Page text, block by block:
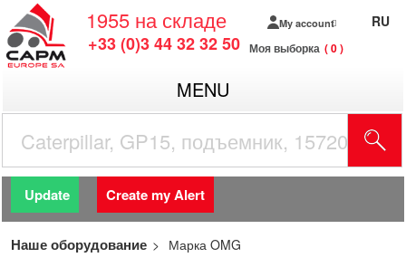
1955 на складе
+33 (0)3 44 32 32 50
My account
Моя выборка 0
RU
MENU
Update Create my Alert
Наше оборудование Марка OMG